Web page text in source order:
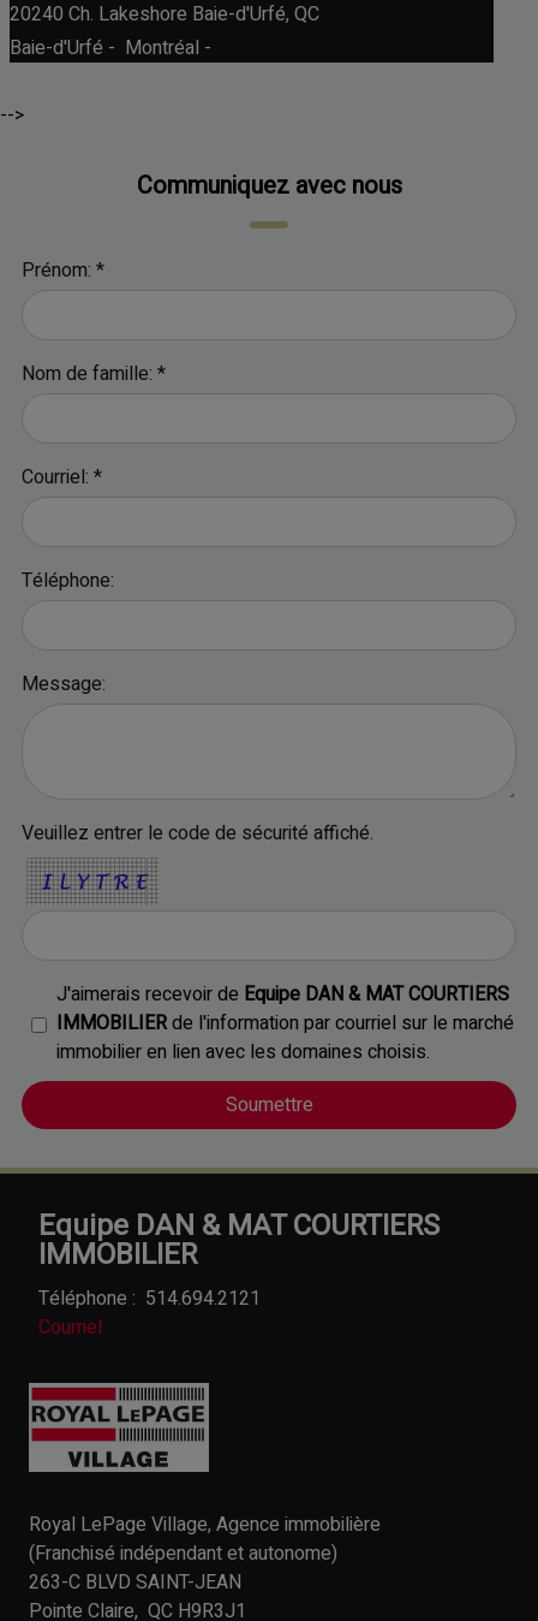
20240 Ch. Lakeshore Baie-d'Urfé, QC
Baie-d'Urfé - Montréal -
-->
Communiquez avec nous
Prénom: *
Nom de famille: *
Courriel: *
Téléphone:
Message:
Veuillez entrer le code de sécurité affiché.
J'aimerais recevoir de Equipe DAN & MAT COURTIERS
IMMOBILIERde l'information par courriel sur le marché
immobilier en lien avec les domaines choisis.
Equipe DAN & MAT COURTIERS
IMMOBILIER
Téléphone : 514.694.2121
Courriel
Royal LePage Village, Agence immobilière
(Franchisé indépendant et autonome)
263-C BLVD SAINT-JEAN
Pointe Claire, QC H9R3J1